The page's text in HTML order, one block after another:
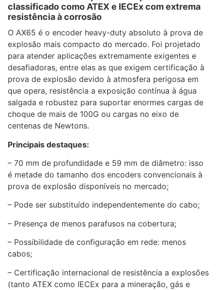
classificado como ATEX e IECEx com extrema
resistência à corrosão
O AX65 é o encoder heavy-duty absoluto à prova de
explosão mais compacto do mercado. Foi projetado
para atender aplicações extremamente exigentes e
desafiadoras, entre elas as que exigem certificação à
prova de explosão devido à atmosfera perigosa em
que opera, resistência a exposição contínua à água
salgada e robustez para suportar enormes cargas de
choque de mais de 100G ou cargas no eixo de
centenas de Newtons.
Principais destaques:
– 70 mm de profundidade e 59 mm de diâmetro: isso
é metade do tamanho dos encoders convencionais à
prova de explosão disponíveis no mercado;
– Pode ser substituído independentemente do cabo;
– Presença de menos parafusos na cobertura;
– Possibilidade de configuração em rede: menos
cabos;
– Certificação internacional de resistência a explosões
(tanto ATEX como IECEx para a mineração, gás e